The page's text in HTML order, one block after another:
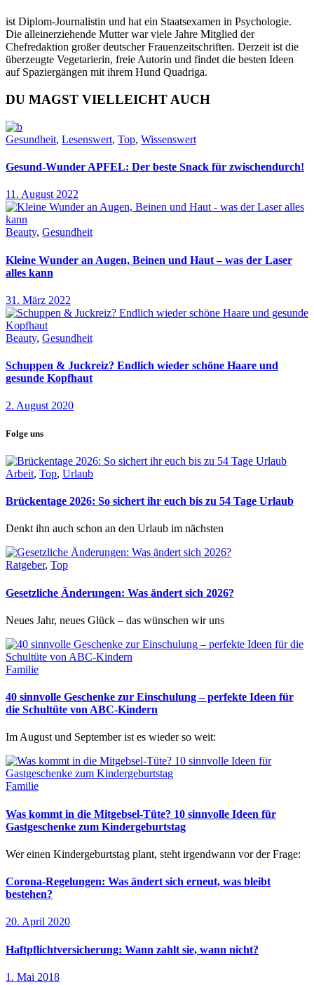
ist Diplom-Journalistin und hat ein Staatsexamen in Psychologie.
Die alleinerziehende Mutter war viele Jahre Mitglied der
Chefredaktion großer deutscher Frauenzeitschriften. Derzeit ist die
überzeugte Vegetarierin, freie Autorin und findet die besten Ideen
auf Spaziergängen mit ihrem Hund Quadriga.
DU MAGST VIELLEICHT AUCH
Gesundheit, Lesenswert, Top, Wissenswert
Gesund-Wunder APFEL: Der beste Snack für zwischendurch!
11. August 2022
Beauty, Gesundheit
Kleine Wunder an Augen, Beinen und Haut – was der Laser
alles kann
31. März 2022
Beauty, Gesundheit
Schuppen & Juckreiz? Endlich wieder schöne Haare und
gesunde Kopfhaut
2. August 2020
Folge uns
Arbeit, Top, Urlaub
Brückentage 2026: So sichert ihr euch bis zu 54 Tage Urlaub
Denkt ihn auch schon an den Urlaub im nächsten
Ratgeber, Top
Gesetzliche Änderungen: Was ändert sich 2026?
Neues Jahr, neues Glück – das wünschen wir uns
Familie
40 sinnvolle Geschenke zur Einschulung – perfekte Ideen für
die Schultüte von ABC-Kindern
Im August und September ist es wieder so weit:
Familie
Was kommt in die Mitgebsel-Tüte? 10 sinnvolle Ideen für
Gastgeschenke zum Kindergeburtstag
Wer einen Kindergeburtstag plant, steht irgendwann vor der Frage:
Corona-Regelungen: Was ändert sich erneut, was bleibt
bestehen?
20. April 2020
Haftpflichtversicherung: Wann zahlt sie, wann nicht?
1. Mai 2018